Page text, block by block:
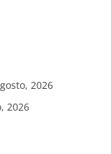
2026
2026